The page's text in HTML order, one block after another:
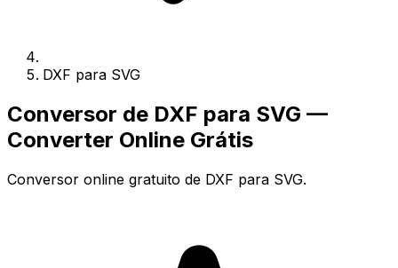
DXF para SVG
Conversor de DXF para SVG —
Converter Online Grátis
Conversor online gratuito de DXF para SVG.